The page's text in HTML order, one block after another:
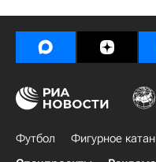
Футбол Фигурное